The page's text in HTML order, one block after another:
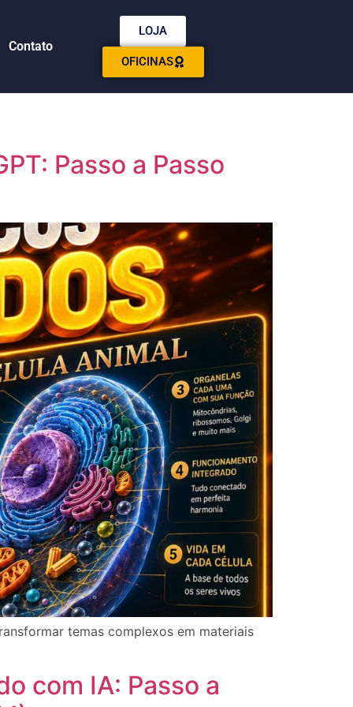
Contato
LOJA
OFICINAS
Passo a Passo
temas complexos em materiais
com IA: Passo a